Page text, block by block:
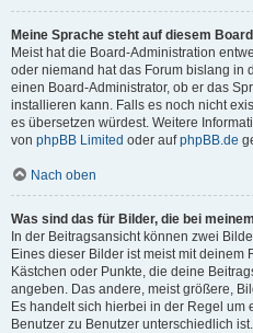
Meine Sprache steht auf diesem
Meist hat die Board-Administration
oder niemand hat das Forum bislang in
einen Board-Administrator, ob er das
installieren kann. Falls es noch nicht
es übersetzen würdest. Weitere
von phpBB Limited oder aufphpBB.de
Nach oben
Was sind das für Bilder, die bei
In der Beitragsansicht können zwei
Eines dieser Bilder ist meist mit deinem
Kästchen oder Punkte, die deine
angeben. Das andere, meist größere,
Es handelt sich hierbei in der Regel
Benutzer zu Benutzer unterschiedlich ist.